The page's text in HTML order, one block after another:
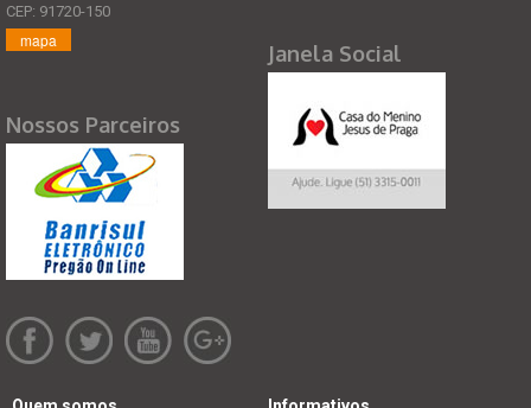
CEP: 91720-150
mapa
Nossos Parceiros
Janela Social